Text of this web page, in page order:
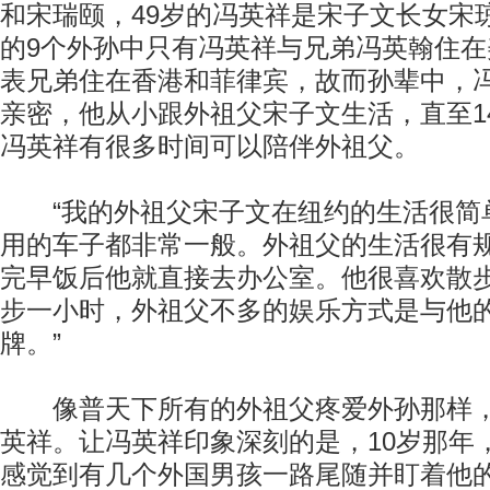
和宋瑞颐，49岁的冯英祥是宋子文长女宋
的9个外孙中只有冯英祥与兄弟冯英翰住
表兄弟住在香港和菲律宾，故而孙辈中，
亲密，他从小跟外祖父宋子文生活，直至
冯英祥有很多时间可以陪伴外祖父。
“我的外祖父宋子文在纽约的生活很简
用的车子都非常一般。外祖父的生活很有
完早饭后他就直接去办公室。他很喜欢散
步一小时，外祖父不多的娱乐方式是与他
牌。”
像普天下所有的外祖父疼爱外孙那样
英祥。让冯英祥印象深刻的是，10岁那年
感觉到有几个外国男孩一路尾随并盯着他